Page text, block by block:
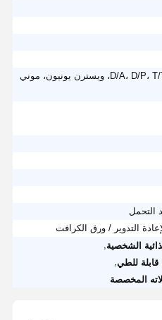
خطاب الاعتماد، D/A، D/P، T/T، ويسترن يونيون، موني
التحمل
التدوير / ورق الكرافت
الشخصية
قابلة للطي
المخصصة